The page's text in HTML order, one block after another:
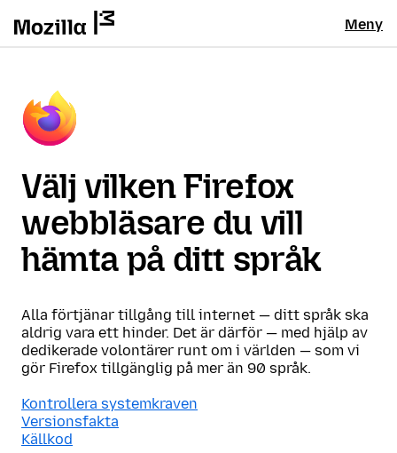
Meny
Välj vilken Firefox
webbläsare du vill
hämta på ditt språk
Alla förtjänar tillgång till internet — ditt språk ska
aldrig vara ett hinder. Det är därför — med hjälp av
dedikerade volontärer runt om i världen — som vi
gör Firefox tillgänglig på mer än 90 språk.
Kontrollera systemkraven
Versionsfakta
Källkod